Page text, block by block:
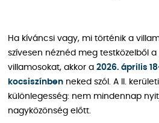
Ha kíváncsi vagy, mi történik a
szívesen néznéd meg testközelből
villamosokat, akkor a 2026. április
kocsiszínben neked szól. A II.
különlegesség: nem mindennap
nagyközönség előtt.